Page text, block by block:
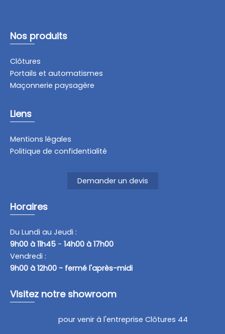
Nos produits
Clôtures
Portails et automatismes
Maçonnerie paysagère
Liens
Mentions légales
Politique de confidentialité
Demander un devis
Horaires
Du Lundi au Jeudi :
9h00 à 11h45 - 14h00 à 17h00
Vendredi :
9h00 à 12h00 - fermé l'après-midi
Visitez notre showroom
pour venir à l'entreprise Clôtures 44